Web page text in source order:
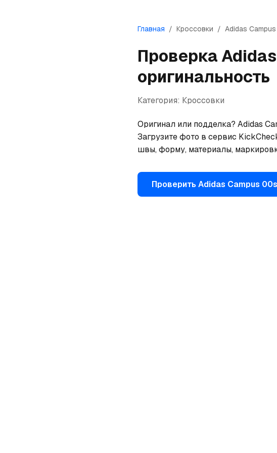
Главная / Кроссовки / Adidas
ПроверкаAdidas
оригинальность
Категория: Кроссовки
Оригинал или подделка? Adidas
Загрузите фото в сервис
швы, форму, материалы,
Проверить Adidas Campus